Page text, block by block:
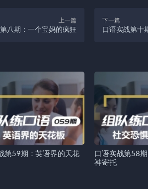
上一篇
八期：一个宝妈的疯狂
下一篇
口语实战第十
第59期：英语界的天花
口语实战第58
神寄托